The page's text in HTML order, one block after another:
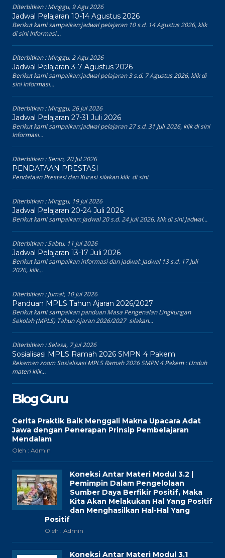
Diterbitkan :Minggu, 9 Agu 2026
Jadwal Pelajaran 10-14 Agustus 2026
Berikut kami sampaikan:jadwal pelajaran 10 s.d. 14 Agustus 2026, klik
di sini Informasi...
Diterbitkan :Minggu, 2 Agu 2026
Jadwal Pelajaran 3-7 Agustus 2026
Berikut kami sampaikan:jadwal pelajaran 3 s.d. 7 Agustus 2026, klik di
sini Informasi...
Diterbitkan :Minggu, 26 Jul 2026
Jadwal Pelajaran 27-31 Juli 2026
Berikut kami sampaikan:jadwal pelajaran 27 s.d. 31 Juli 2026, klik di sini
Informasi...
Diterbitkan :Senin, 20 Jul 2026
PENDATAAN PRESTASI
Pendataan Prestasi dan Kurasi silakan klik di sini
Diterbitkan :Minggu, 19 Jul 2026
Jadwal Pelajaran 20-24 Juli 2026
Berikut kami sampaikan: Jadwal 20 s.d. 24 Juli 2026, klik di sini Jadwal...
Diterbitkan :Sabtu, 11 Jul 2026
Jadwal Pelajaran 13-17 Juli 2026
Berikut kami sampaikan informasi dan jadwal: Jadwal 13 s.d. 17 Juli
2026, klik...
Diterbitkan :Jumat, 10 Jul 2026
Panduan MPLS Tahun Ajaran 2026/2027
Berikut kami sampaikan panduan Masa Pengenalan Lingkungan
Sekolah (MPLS) Tahun Ajaran 2026/2027 silakan...
Diterbitkan :Selasa, 7 Jul 2026
Sosialisasi MPLS Ramah 2026 SMPN 4 Pakem
Rekaman zoom Sosialisasi MPLS Ramah 2026 SMPN 4 Pakem : Unduh
materi klik...
Blog Guru
Cerita Praktik Baik Menggali Makna Upacara Adat
Jawa dengan Penerapan Prinsip Pembelajaran
Mendalam
Oleh : Admin
Koneksi Antar Materi Modul 3.2 |
Pemimpin Dalam Pengelolaan
Sumber Daya Berfikir Positif, Maka
Kita Akan Melakukan Hal Yang Positif
dan Menghasilkan Hal-Hal Yang
Positif
Oleh : Admin
Koneksi Antar Materi Modul 3.1